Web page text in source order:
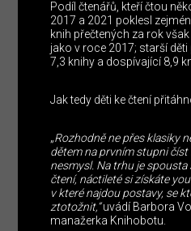
Podíl čtenářů, kteří čtou
2017 a 2021 poklesl
knih přečtených za rok
jako v roce 2017; starší
7,3 knihy a dospívající 8,9
Jak tedy děti ke čtení
„Rozhodně ne přes klasiky
dětem na prvním stupni číst
nesmysl. Na trhu je
čtení, náctileté si získáte
v které najdou postavy, se
ztotožnit,“uvádí Barbora
manažerka Knihobotu.